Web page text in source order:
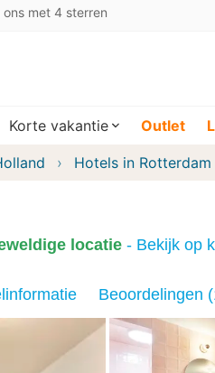
met 4 sterren
Korte vakantie Outlet
Hotels in Rotterdam
locatie - Bekijk op
Beoordelingen